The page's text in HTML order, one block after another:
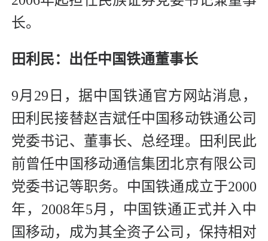
长。
田利民：出任中国铁通董事长
9月29日，据中国铁通官方网站消息，
田利民接替赵吉斌任中国移动铁通公司
党委书记、董事长、总经理。田利民此
前曾任中国移动通信集团北京有限公司
党委书记等职务。中国铁通成立于2000
年，2008年5月，中国铁通正式并入中
国移动，成为其全资子公司，保持相对